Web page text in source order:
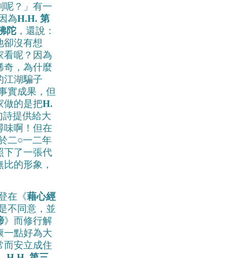
呢？」有一
為H.H. 第
陀 ，還說：
卻沒有想
看呢？因為
奇，為什麼
江湖騙子
實成果，但
做的是把H.
詩提供給大
味啊！但在
二○一二年
下了一張代
的形象，
在《藉心經
不同意，並
》而修行解
一點好為大
而安立成住